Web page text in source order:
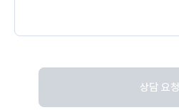
상담 요청